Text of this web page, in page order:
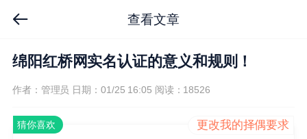
查看文章
绵阳红桥网实名认证的意义和规则！
作者：管理员 日期：01/25 16:05 阅读：18526
猜你喜欢 更改我的择偶要求